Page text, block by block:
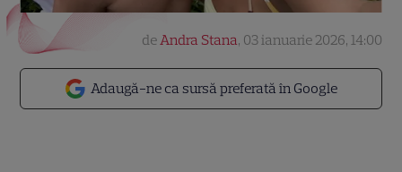
Adaugă-ne ca sursă preferată în Google
deAndra Stana, 03 ianuarie 2026, 14:00